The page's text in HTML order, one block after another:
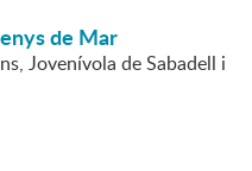
de Mar
Jovenívola de Sabadell i